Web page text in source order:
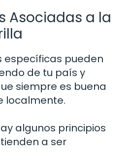
Asociadas a la
específicas pueden
de tu país y
siempre es buena
localmente.
algunos principios
a ser